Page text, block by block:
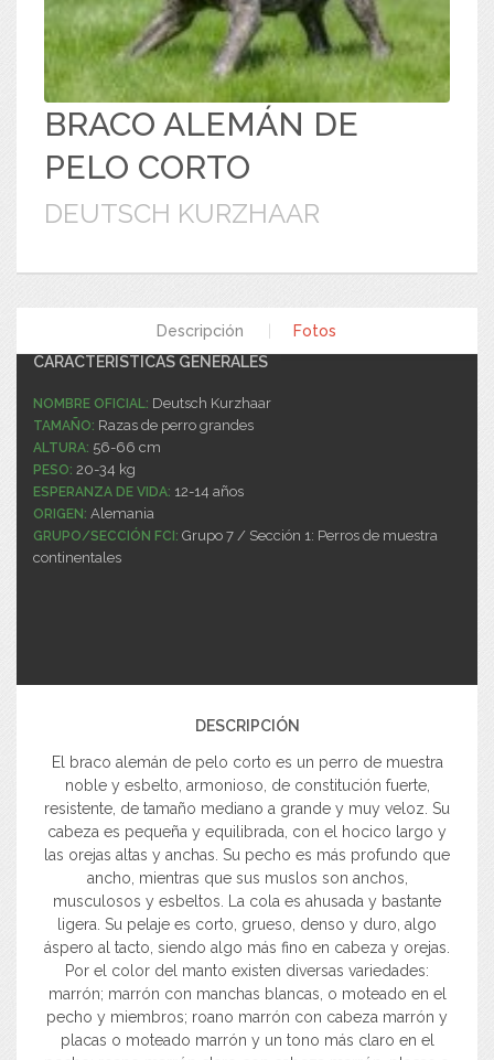
BRACO ALEMÁN DE
PELO CORTO
DEUTSCH KURZHAAR
Descripción
Fotos
CARACTERÍSTICAS GENERALES
NOMBRE OFICIAL: Deutsch Kurzhaar
TAMAÑO: Razas de perro grandes
ALTURA: 56-66 cm
PESO: 20-34 kg
ESPERANZA DE VIDA: 12-14 años
ORIGEN: Alemania
GRUPO/SECCIÓN FCI: Grupo 7 / Sección 1: Perros de muestra
continentales
DESCRIPCIÓN
El braco alemán de pelo corto es un perro de muestra
noble y esbelto, armonioso, de constitución fuerte,
resistente, de tamaño mediano a grande y muy veloz. Su
cabeza es pequeña y equilibrada, con el hocico largo y
las orejas altas y anchas. Su pecho es más profundo que
ancho, mientras que sus muslos son anchos,
musculosos y esbeltos. La cola es ahusada y bastante
ligera. Su pelaje es corto, grueso, denso y duro, algo
áspero al tacto, siendo algo más fino en cabeza y orejas.
Por el color del manto existen diversas variedades:
marrón; marrón con manchas blancas, o moteado en el
pecho y miembros; roano marrón con cabeza marrón y
placas o moteado marrón y un tono más claro en el